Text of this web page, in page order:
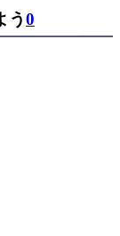
う0